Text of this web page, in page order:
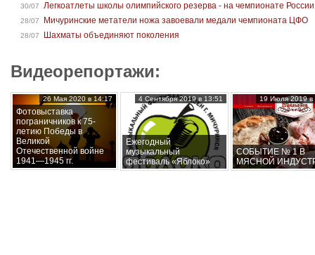
30/07 Легкоатлеты школы олимпийского резерва - на чемпионате России
28/07 Мичуринские метатели ножа завоевали медали чемпионата ЦФО
28/07 Шахматы объединяют поколения
Видеорепортажи:
Фотовыставка
пограничников к 75-
летию Победы в
Великой
Отечественной войне
1941—1945 гг.
26 Мая 2020 в 14:17
Ежегодный
музыкальный
фестиваль «Яблоко»
4 Сентября 2019 в 13:51
СОБЫТИЕ № 1 В
МЯСНОЙ
19 Июля 2019 в